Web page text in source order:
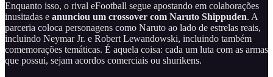
Enquanto isso, o rival eFootball segue apostando em colaborações
inusitadas e anunciou um crossover com Naruto Shippuden. A
parceria coloca personagens como Naruto ao lado de estrelas reais,
incluindo Neymar Jr. e Robert Lewandowski, incluindo também
comemorações temáticas. É aquela coisa: cada um luta com as armas
que possui, sejam acordos comerciais ou shurikens.